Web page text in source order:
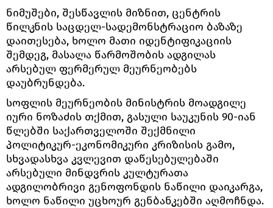
ნიმუშები, შესწავლის მიზნით, ცენტრის
წილკნის საცდელ-სადემონსტრაციო ბაზაზე
დაითესება, ხოლო მათი იდენტიფიკაციის
შემდეგ, მასალა წარმოშობის ადგილას
არსებულ ფერმერულ მეურნეობებს
დაუბრუნდება.
სოფლის მეურნეობის მინისტრის მოადგილე
იური ნოზაძის თქმით, გასული საუკუნის 90-იან
წლებში საქართველოში შექმნილი
პოლიტიკურ-ეკონომიკური კრიზისის გამო,
სხვადასხვა კვლევით დაწესებულებაში
არსებული მინდვრის კულტურათა
ადგილობრივი გენოფონდის ნაწილი დაიკარგა,
ხოლო ნაწილი უცხოურ გენბანკებში აღმოჩნდა.